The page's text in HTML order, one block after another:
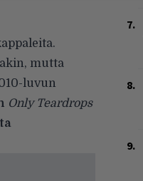
mutta
luvun
Only Teardrops